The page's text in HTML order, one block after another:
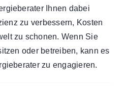
Ihnen dabei
zu verbessern, Kosten
zu schonen. Wenn Sie
oder betreiben, kann es
zu engagieren.